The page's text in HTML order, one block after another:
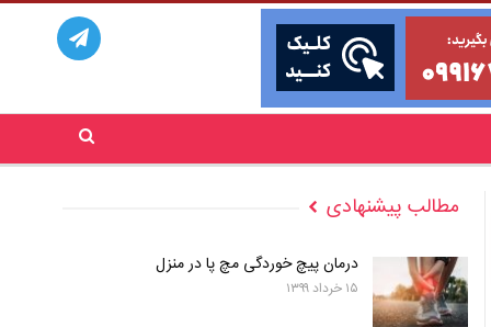
مطالب پیشنهادی
درمان پیچ خوردگی مچ پا در منزل
۱۵ خرداد ۱۳۹۹